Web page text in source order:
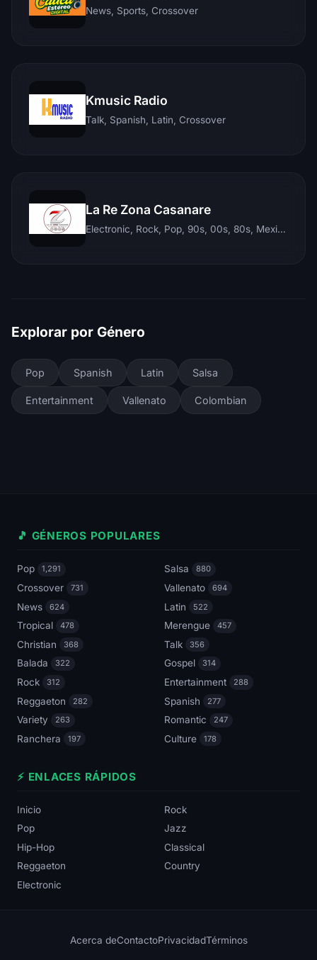
News, Sports, Crossover
Kmusic Radio
Talk, Spanish, Latin, Crossover
La Re Zona Casanare
Electronic, Rock, Pop, 90s, 00s, 80s, Mexican, Ranchera, Reggaeton, Instrumental, Salsa, Merengue, Tropical, Romantic, Vallenato, Llanera
Explorar por Género
Pop Spanish Latin Salsa
Entertainment Vallenato Colombian
🎵 GÉNEROS POPULARES
Pop 1,291 Salsa 880
Crossover 731 Vallenato 694
News 624 Latin 522
Tropical 478 Merengue 457
Christian 368 Talk 356
Balada 322 Gospel 314
Rock 312 Entertainment 288
Reggaeton 282 Spanish 277
Variety 263 Romantic 247
Ranchera 197 Culture 178
⚡ ENLACES RÁPIDOS
Inicio
Rock
Pop
Jazz
Hip-Hop
Classical
Reggaeton
Country
Electronic
Acerca deContactoPrivacidadTérminos